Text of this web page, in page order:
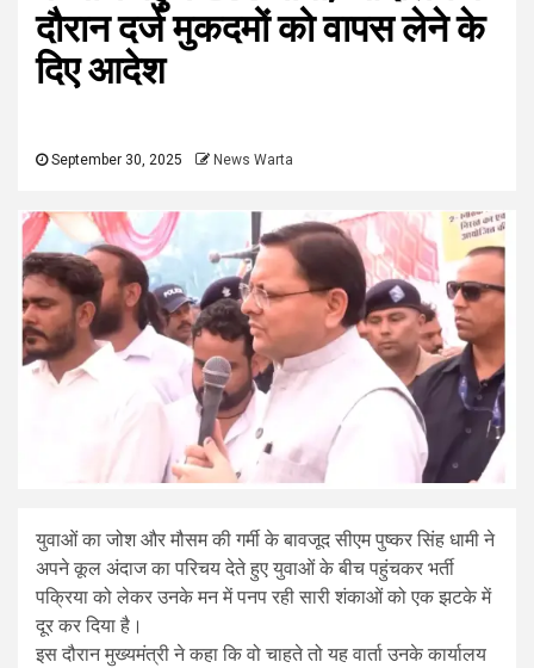
दौरान दर्ज मुकदमों को वापस लेने के
दिए आदेश
September 30, 2025 News Warta
युवाओं का जोश और मौसम की गर्मी के बावजूद सीएम पुष्कर सिंह धामी ने
अपने कूल अंदाज का परिचय देते हुए युवाओं के बीच पहुंचकर भर्ती
पक्रिया को लेकर उनके मन में पनप रही सारी शंकाओं को एक झटके में
दूर कर दिया है।
इस दौरान मुख्यमंत्री ने कहा कि वो चाहते तो यह वार्ता उनके कार्यालय